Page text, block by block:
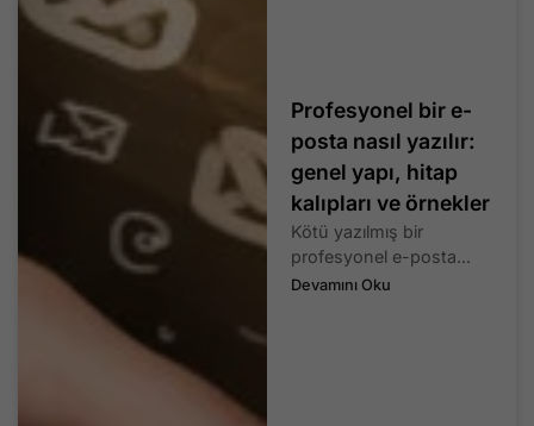
Profesyonel bir e-
posta nasıl yazılır:
genel yapı, hitap
kalıpları ve örnekler
Kötü yazılmış bir
profesyonel e-posta...
Devamını Oku